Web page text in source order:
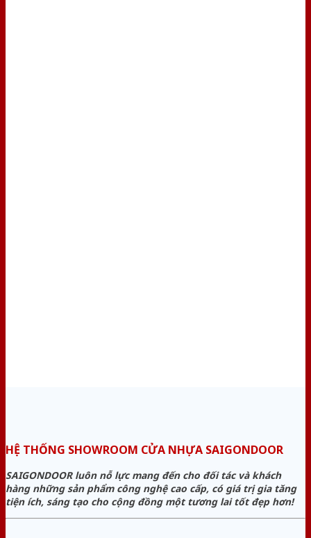
HỆ THỐNG SHOWROOM CỬA NHỰA SAIGONDOOR
SAIGONDOOR luôn nỗ lực mang đến cho đối tác và khách
hàng những sản phẩm công nghệ cao cấp, có giá trị gia tăng
tiện ích, sáng tạo cho cộng đồng một tương lai tốt đẹp hơn!